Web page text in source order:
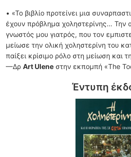
• «Το βιβλίο προτείνει μια
έχουν πρόβλημα χοληστερίνης… Την
γνωστός μου γιατρός, που τον
μείωσε την ολική χοληστερίνη του
παίξει κρίσιμο ρόλο στη μείωση και
—Δρ Art Ulene στην εκπομπή «The
Έντυπη